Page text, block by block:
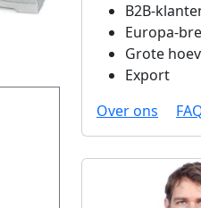
B2B-
Europa-
Grote
Export
Over ons